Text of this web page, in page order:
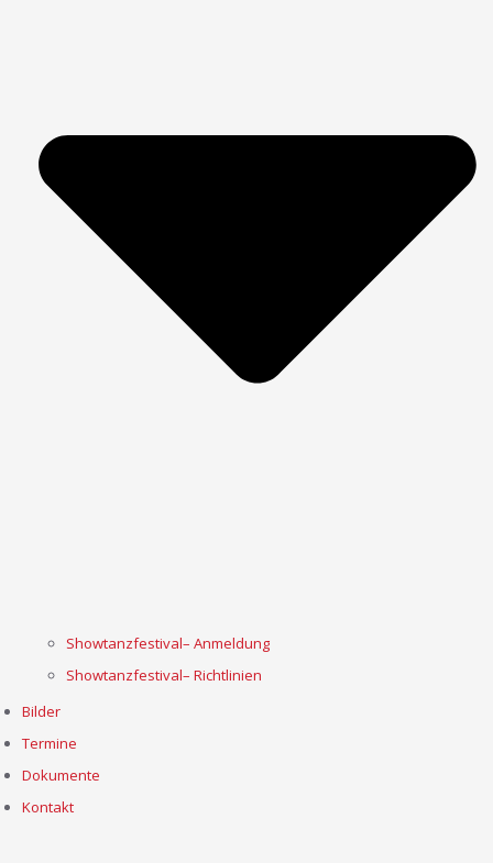
Showtanzfestival– Anmeldung
Showtanzfestival– Richtlinien
Bilder
Termine
Dokumente
Kontakt